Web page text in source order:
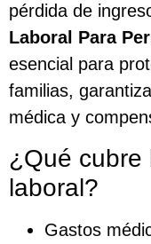
pérdida de
Laboral Para
esencial para
familias,
médica y
¿Qué cubre
laboral?
Gastos